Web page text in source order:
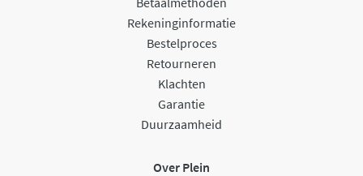
Rekeninginformatie
Bestelproces
Retourneren
Klachten
Garantie
Duurzaamheid
Over Plein